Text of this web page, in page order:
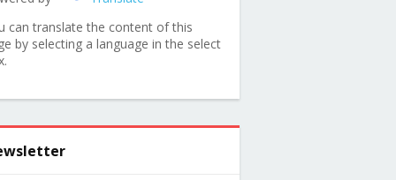
can translate the content of this
by selecting a language in the select